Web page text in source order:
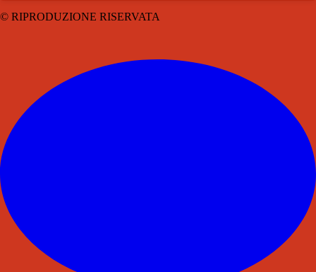
© RIPRODUZIONE RISERVATA